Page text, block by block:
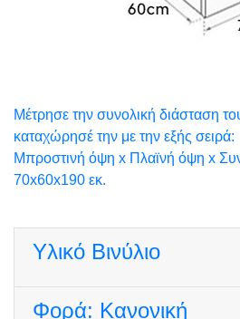
Μέτρησε την συνολική διάσταση
καταχώρησέ την με την εξής σειρά:
Μπροστινή όψη x Πλαϊνή όψη x
70x60x190 εκ.
Υλικό Βινύλιο
Φορά: Κανονική